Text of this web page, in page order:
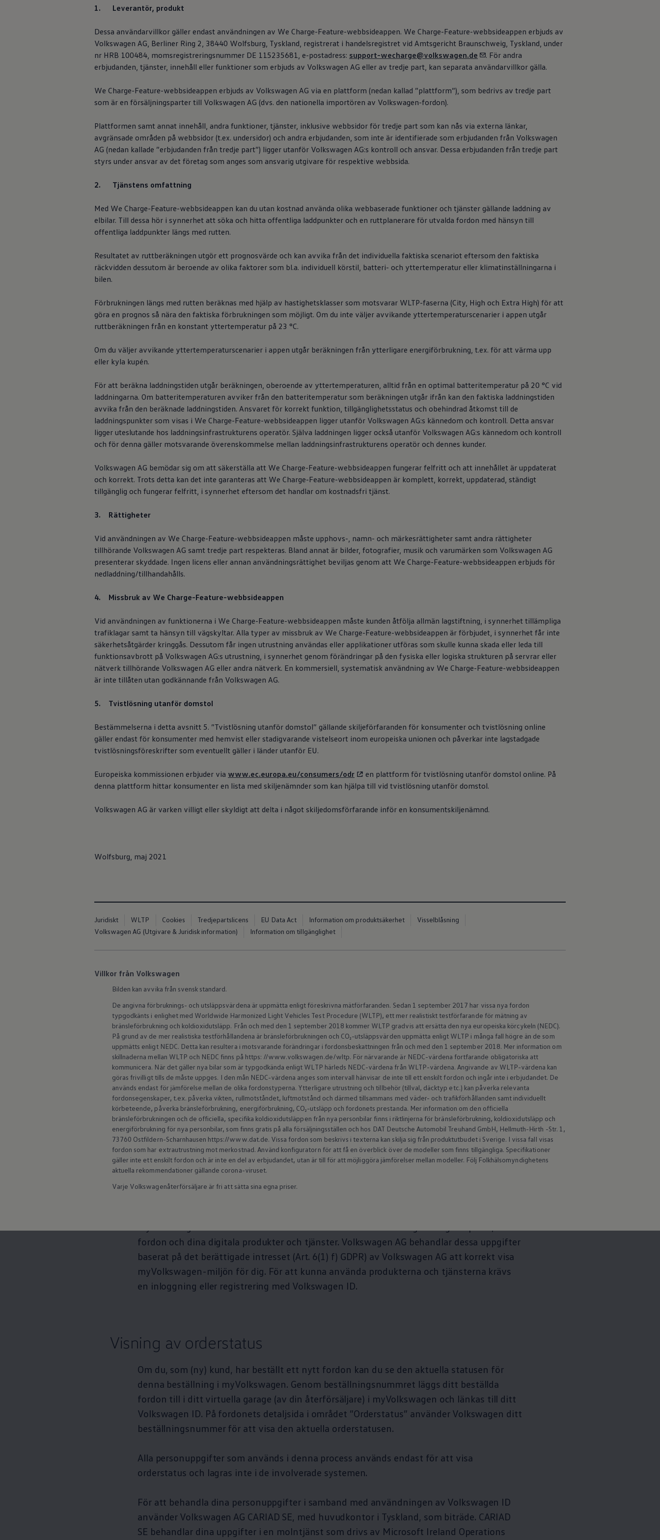
Däck och fälg
Bytesdelar
Ekonomidelar
Classic Parts
Volkswagenkortet
Förmåner och erbjudanden
Viktig kundinformation
Mobilitetsgaranti
2G/3G-nätet stängs ned – hur påverkas min bil?
Dieselfrågan
Mjukvaruuppdatering för förbränningsbilar
Hitta serviceverkstad
Hjälp med appar och digitala tjänster
Navigation Map Update
Mobilitetsgarantin
Uppdateringar för elbilar
Kartuppdateringar
Uppdateringar för förbränningsbilar
Farthållare & ACC
Front-, Lane- & Side Assist
Sign Assist
Traffic Jam Assist
Trailer Assist
Digitala extrafunktioner
Hitta tjänster för din modell
Volkswagen-appar, inloggning och shoppen
Uppdateringar för programvara, kartor och radio
We Charge
Konceptbilar
Höjd släpvagnsvikt
Passat eHybrid
Tayron eHybrid
Laddning och räckvidd
FAQ: Laddning och räckvidd
Hur betalar jag för laddning?
Vad kostar det att äga elbil?
Laddning för din elbil
Plug & Charge
Vad innebär "räckvidd enligt WLTP?"
Tekniken i elbilen
Klimatanläggning
Värmepump
Bromssystemet i ID.
Batterigaranti och underhåll
ID. Högspänningsbatteri
GTX: Elektrisk prestanda
Mjukvaruuppdateringar för ID.
Service av elbilar
TCO - Total ägandekostnad
Fleet Interface Data
Boka provkörning
Vilken Volkswagen passar dig?
Privatleasing Online
Volkswagen försäkring
Volkswagen Betalskydd
Hitta din återförsäljare
CoC-certifikat och lista med ingredienser
Integritetspolicyn
VSS Personuppgiftshantering
VWFS personuppgiftshantering
Arbeta hos våra återförsäljare
Arbeta hos Volkswagen
Pressmeddelanden
Sveriges Olympiska Kommitté
Laddning
Här hittar du information om
Utgivare
Customer Interaction Center (CIC)
Customer Interaction Center (CIC) ansvarar för området ”Hjälp för appar och
digitala tjänster”. Du kan vända dig till CIC med ärenden gällande våra digitala tjänster eller appar.
Sekretesspolicy
Licensinformation tredje part
Car2X
trafikinformation, t.ex. om olyckor eller trafikstockningar, med andra trafikanter eller
trafikinfrastruktur, förutsatt att dessa också stödjer Car2X-teknologin.
Sekretesspolicy Car2X
automatiserad körning
Forskning och utveckling av samt säkerhet för automatiserade körfunktioner kräver en
signifikant databas med så mångsidiga trafikscenarier som möjligt baserat på verkliga körningar.
genom att använda reglaget ”Utveckling av automatiserad körning” i sekretessinställningarna.
Digitala instruktionsboken
FOSS list
We Charge Feature-appen
Med We Charge-Feature-webbsideappen kan du utan kostnad använda olika webbaserade
funktioner och tjänster gällande laddning av elbilar. Till dessa hör i synnerhet att söka och hitta
offentliga laddpunkter och en ruttplanerare för utvalda fordon med hänsyn till offentliga
laddpunkter längs med rutten.
Sekretesspolicy
Licensinformation tredje part
Användarvillkor
myVolkswagen (allmänt)
fordon och dina digitala produkter och tjänster. Volkswagen AG behandlar dessa uppgifter
baserat på det berättigade intresset (Art. 6(1) f) GDPR) av Volkswagen AG att korrekt visa
myVolkswagen-miljön för dig. För att kunna använda produkterna och tjänsterna krävs
en inloggning eller registrering med Volkswagen ID.
Visning av orderstatus
Om du, som (ny) kund, har beställt ett nytt fordon kan du se den aktuella statusen för
denna beställning i myVolkswagen. Genom beställningsnummret läggs ditt beställda
fordon till i ditt virtuella garage (av din återförsäljare) i myVolkswagen och länkas till ditt
Volkswagen ID. På fordonets detaljsida i området ”Orderstatus” använder Volkswagen ditt
beställningsnummer för att visa den aktuella orderstatusen.
Alla personuppgifter som används i denna process används endast för att visa
orderstatus och lagras inte i de involverade systemen.
För att behandla dina personuppgifter i samband med användningen av Volkswagen ID
använder Volkswagen AG CARIAD SE, med huvudkontor i Tyskland, som biträde. CARIAD
SE behandlar dina uppgifter i en molntjänst som drivs av Microsoft Ireland Operations
1. Leverantör, produkt
Dessa användarvillkor gäller endast användningen av We Charge-Feature-webbsideappen. We Charge-Feature-webbsideappen erbjuds av
Volkswagen AG, Berliner Ring 2, 38440 Wolfsburg, Tyskland, registrerat i handelsregistret vid Amtsgericht Braunschweig, Tyskland, under
nr HRB 100484, momsregistreringsnummer DE 115235681, e-postadress: support-wecharge@volkswagen.de
. För andra
erbjudanden, tjänster, innehåll eller funktioner som erbjuds av Volkswagen AG eller av tredje part, kan separata användarvillkor gälla.
We Charge-Feature-webbsideappen erbjuds av Volkswagen AG via en plattform (nedan kallad ”plattform”), som bedrivs av tredje part
som är en försäljningsparter till Volkswagen AG (dvs. den nationella importören av Volkswagen-fordon).
Plattformen samt annat innehåll, andra funktioner, tjänster, inklusive webbsidor för tredje part som kan nås via externa länkar,
avgränsade områden på webbsidor (t.ex. undersidor) och andra erbjudanden, som inte är identifierade som erbjudanden från Volkswagen
AG (nedan kallade ”erbjudanden från tredje part”) ligger utanför Volkswagen AG:s kontroll och ansvar. Dessa erbjudanden från tredje part
styrs under ansvar av det företag som anges som ansvarig utgivare för respektive webbsida.
2. Tjänstens omfattning
Med We Charge-Feature-webbsideappen kan du utan kostnad använda olika webbaserade funktioner och tjänster gällande laddning av
elbilar. Till dessa hör i synnerhet att söka och hitta offentliga laddpunkter och en ruttplanerare för utvalda fordon med hänsyn till
offentliga laddpunkter längs med rutten.
Resultatet av ruttberäkningen utgör ett prognosvärde och kan avvika från det individuella faktiska scenariot eftersom den faktiska
räckvidden dessutom är beroende av olika faktorer som bl.a. individuell körstil, batteri- och yttertemperatur eller klimatinställningarna i
bilen.
Förbrukningen längs med rutten beräknas med hjälp av hastighetsklasser som motsvarar WLTP-faserna (City, High och Extra High) för att
göra en prognos så nära den faktiska förbrukningen som möjligt. Om du inte väljer avvikande yttertemperaturscenarier i appen utgår
ruttberäkningen från en konstant yttertemperatur på 23 °C.
Om du väljer avvikande yttertemperaturscenarier i appen utgår beräkningen från ytterligare energiförbrukning, t.ex. för att värma upp
eller kyla kupén.
För att beräkna laddningstiden utgår beräkningen, oberoende av yttertemperaturen, alltid från en optimal batteritemperatur på 20 °C vid
laddningarna. Om batteritemperaturen avviker från den batteritemperatur som beräkningen utgår ifrån kan den faktiska laddningstiden
avvika från den beräknade laddningstiden. Ansvaret för korrekt funktion, tillgänglighetsstatus och obehindrad åtkomst till de
laddningspunkter som visas i We Charge-Feature-webbsideappen ligger utanför Volkswagen AG:s kännedom och kontroll. Detta ansvar
ligger uteslutande hos laddningsinfrastrukturens operatör. Själva laddningen ligger också utanför Volkswagen AG:s kännedom och kontroll
och för denna gäller motsvarande överenskommelse mellan laddningsinfrastrukturens operatör och dennes kunder.
Volkswagen AG bemödar sig om att säkerställa att We Charge-Feature-webbsideappen fungerar felfritt och att innehållet är uppdaterat
och korrekt. Trots detta kan det inte garanteras att We Charge-Feature-webbsideappen är komplett, korrekt, uppdaterad, ständigt
tillgänglig och fungerar felfritt, i synnerhet eftersom det handlar om kostnadsfri tjänst.
3. Rättigheter
Vid användningen av We Charge-Feature-webbsideappen måste upphovs-, namn- och märkesrättigheter samt andra rättigheter
tillhörande Volkswagen AG samt tredje part respekteras. Bland annat är bilder, fotografier, musik och varumärken som Volkswagen AG
presenterar skyddade. Ingen licens eller annan användningsrättighet beviljas genom att We Charge-Feature-webbsideappen erbjuds för
nedladdning/tillhandahålls.
4. Missbruk av We Charge-Feature-webbsideappen
Vid användningen av funktionerna i We Charge-Feature-webbsideappen måste kunden åtfölja allmän lagstiftning, i synnerhet tillämpliga
trafiklagar samt ta hänsyn till vägskyltar. Alla typer av missbruk av We Charge-Feature-webbsideappen är förbjudet, i synnerhet får inte
säkerhetsåtgärder kringgås. Dessutom får ingen utrustning användas eller applikationer utföras som skulle kunna skada eller leda till
funktionsavbrott på Volkswagen AG:s utrustning, i synnerhet genom förändringar på den fysiska eller logiska strukturen på servrar eller
nätverk tillhörande Volkswagen AG eller andra nätverk. En kommersiell, systematisk användning av We Charge-Feature-webbsideappen
är inte tillåten utan godkännande från Volkswagen AG.
5. Tvistlösning utanför domstol
Bestämmelserna i detta avsnitt 5. ”Tvistlösning utanför domstol” gällande skiljeförfaranden för konsumenter och tvistlösning online
gäller endast för konsumenter med hemvist eller stadigvarande vistelseort inom europeiska unionen och påverkar inte lagstadgade
tvistlösningsföreskrifter som eventuellt gäller i länder utanför EU.
Europeiska kommissionen erbjuder via www.ec.europa.eu/consumers/odr
en plattform för tvistlösning utanför domstol online. På
denna plattform hittar konsumenter en lista med skiljenämnder som kan hjälpa till vid tvistlösning utanför domstol.
Volkswagen AG är varken villigt eller skyldigt att delta i något skiljedomsförfarande inför en konsumentskiljenämnd.
Wolfsburg, maj 2021
Juridiskt WLTP Cookies Tredjepartslicens EU Data Act Information om produktsäkerhet
Visselblåsning
Volkswagen AG (Utgivare & Juridisk information)
Information om tillgänglighet
Villkor från Volkswagen
Bilden kan avvika från svensk standard.
De angivna förbruknings- och utsläppsvärdena är uppmätta enligt föreskrivna mätförfaranden. Sedan 1 september 2017 har vissa nya fordon
typgodkänts i enlighet med Worldwide Harmonized Light Vehicles Test Procedure (WLTP), ett mer realistiskt testförfarande för mätning av
bränsleförbrukning och koldioxidutsläpp. Från och med den 1 september 2018 kommer WLTP gradvis att ersätta den nya europeiska körcykeln (NEDC).
På grund av de mer realistiska testförhållandena är bränsleförbrukningen och CO₂-utsläppsvärden uppmätta enligt WLTP i många fall högre än de som
uppmätts enligt NEDC. Detta kan resultera i motsvarande förändringar i fordonsbeskattningen från och med den 1 september 2018. Mer information om
skillnaderna mellan WLTP och NEDC finns på https: //www.volkswagen.de/wltp. För närvarande är NEDC-värdena fortfarande obligatoriska att
kommunicera. När det gäller nya bilar som är typgodkända enligt WLTP härleds NEDC-värdena från WLTP-värdena. Angivande av WLTP-värdena kan
göras frivilligt tills de måste uppges. I den mån NEDC-värdena anges som intervall hänvisar de inte till ett enskilt fordon och ingår inte i erbjudandet. De
används endast för jämförelse mellan de olika fordonstyperna. Ytterligare utrustning och tillbehör (tillval, däcktyp etc.) kan påverka relevanta
fordonsegenskaper, t.ex. påverka vikten, rullmotståndet, luftmotstånd och därmed tillsammans med väder- och trafikförhållanden samt individuellt
körbeteende, påverka bränsleförbrukning, energiförbrukning, CO₂-utsläpp och fordonets prestanda. Mer information om den officiella
bränsleförbrukningen och de officiella, specifika koldioxidutsläppen från nya personbilar finns i riktlinjerna för bränsleförbrukning, koldioxidutsläpp och
energiförbrukning för nya personbilar, som finns gratis på alla försäljningsställen och hos DAT Deutsche Automobil Treuhand GmbH, Hellmuth-Hirth -Str. 1,
73760 Ostfildern-Scharnhausen https://www.dat.de. Vissa fordon som beskrivs i texterna kan skilja sig från produktutbudet i Sverige. I vissa fall visas
fordon som har extrautrustning mot merkostnad. Använd konfiguratorn för att få en överblick över de modeller som finns tillgängliga. Specifikationer
gäller inte ett enskilt fordon och är inte en del av erbjudandet, utan är till för att möjliggöra jämförelser mellan modeller. Följ Folkhälsomyndighetens
aktuella rekommendationer gällande corona-viruset.
Varje Volkswagenåterförsäljare är fri att sätta sina egna priser.